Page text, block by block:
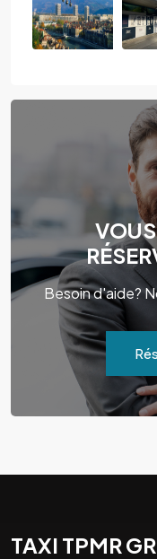
Besoin d'aide?
TAXI TPMR